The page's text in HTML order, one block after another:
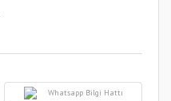
Whatsapp Bilgi Hattı